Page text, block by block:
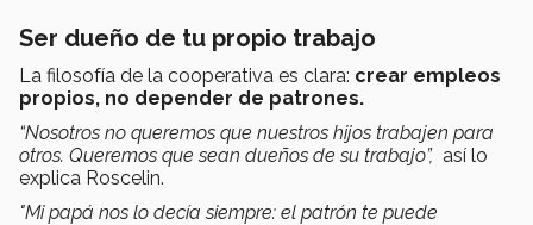
Ser dueño de tu propio trabajo
La filosofía de la cooperativa es clara: crear empleos
propios, no depender de patrones.
“Nosotros no queremos que nuestros hijos trabajen para
otros. Queremos que sean dueños de su trabajo”, así lo
explica Roscelin.
"Mi papá nos lo decía siempre: el patrón te puede